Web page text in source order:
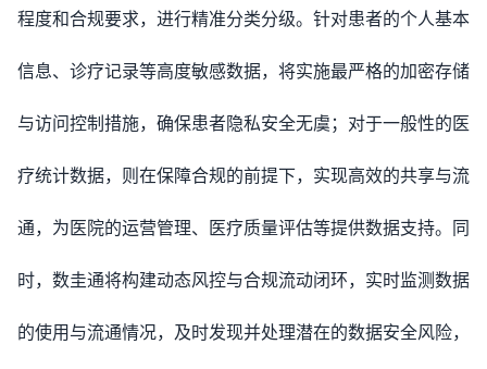
程度和合规要求，进行精准分类分级。针对患者的个人基本
信息、诊疗记录等高度敏感数据，将实施最严格的加密存储
与访问控制措施，确保患者隐私安全无虞；对于一般性的医
疗统计数据，则在保障合规的前提下，实现高效的共享与流
通，为医院的运营管理、医疗质量评估等提供数据支持。同
时，数圭通将构建动态风控与合规流动闭环，实时监测数据
的使用与流通情况，及时发现并处理潜在的数据安全风险，